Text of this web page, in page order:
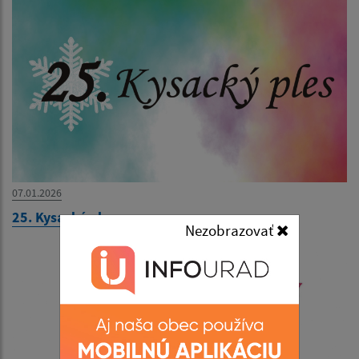
Nezobrazovať
07.01.2026
25. Kysacký ples